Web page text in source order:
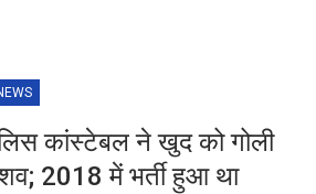
कांस्टेबल ने खुद को गोली
शव; 2018 में भर्ती हुआ था